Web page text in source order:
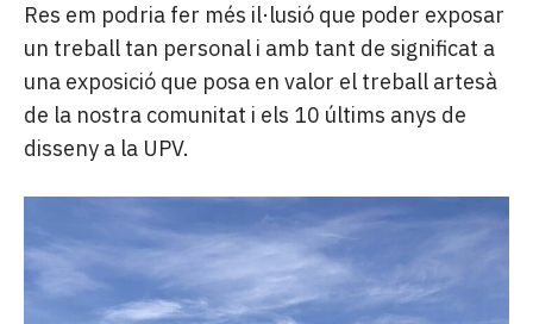
Res em podria fer més il·lusió que poder exposar
un treball tan personal i amb tant de significat a
una exposició que posa en valor el treball artesà
de la nostra comunitat i els 10 últims anys de
disseny a la UPV.